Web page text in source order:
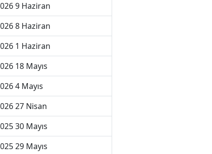
9 Haziran
8 Haziran
1 Haziran
18 Mayıs
4 Mayıs
27 Nisan
30 Mayıs
29 Mayıs